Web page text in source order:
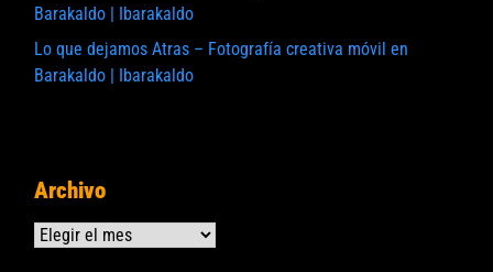
Barakaldo | Ibarakaldo
Lo que dejamos Atras – Fotografía creativa móvil en
Barakaldo | Ibarakaldo
Archivo
Archivos